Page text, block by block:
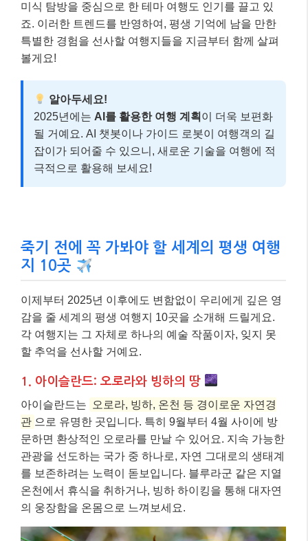
미식 탐방을 중심으로 한 테마 여행도 인기를 끌고 있
죠. 이러한 트렌드를 반영하여, 평생 기억에 남을 만한
특별한 경험을 선사할 여행지들을 지금부터 함께 살펴
볼게요!
알아두세요!
2025년에는 AI를 활용한 여행 계획 이 더욱 보편화
될 거예요. AI 챗봇이나 가이드 로봇이 여행객의 길
잡이가 되어줄 수 있으니, 새로운 기술을 여행에 적
극적으로 활용해 보세요!
죽기 전에 꼭 가봐야 할 세계의 평생 여행
지 10곳
이제부터 2025년 이후에도 변함없이 우리에게 깊은 영
감을 줄 세계의 평생 여행지 10곳을 소개해 드릴게요.
각 여행지는 그 자체로 하나의 예술 작품이자, 잊지 못
할 추억을 선사할 거예요.
1. 아이슬란드: 오로라와 빙하의 땅
아이슬란드는
오로라, 빙하, 온천 등 경이로운 자연경
관 으로 유명한 곳입니다. 특히 9월부터 4월 사이에 방
문하면 환상적인 오로라를 만날 수 있어요. 지속 가능한
관광을 선도하는 국가 중 하나로, 자연 그대로의 생태계
를 보존하려는 노력이 돋보입니다. 블루라군 같은 지열
온천에서 휴식을 취하거나, 빙하 하이킹을 통해 대자연
의 웅장함을 온몸으로 느껴보세요.